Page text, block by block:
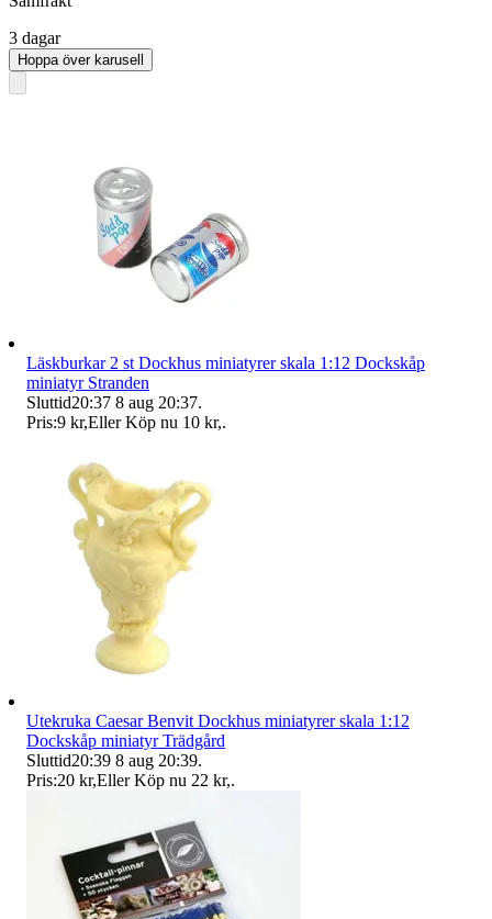
3 dagar
Hoppa över karusell
Läskburkar 2 st Dockhus miniatyrer skala 1:12 Dockskåp
miniatyr Stranden
Sluttid20:37 8 aug 20:37.
Pris:9 kr,Eller Köp nu 10 kr,.
Utekruka Caesar Benvit Dockhus miniatyrer skala 1:12
Dockskåp miniatyr Trädgård
Sluttid20:39 8 aug 20:39.
Pris:20 kr,Eller Köp nu 22 kr,.